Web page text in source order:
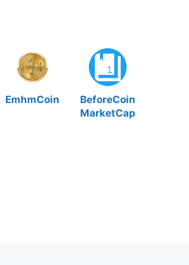
EmhmCoin
BeforeCoin
MarketCap